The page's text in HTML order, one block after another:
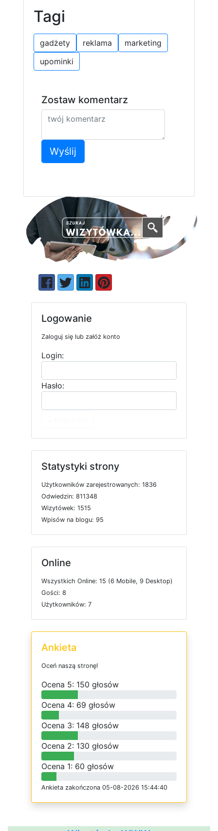
Tagi
gadżety reklama
marketing
upominki
Zostaw komentarz
Wyślij
Logowanie
Zaloguj się lub załóż konto
Login:
Hasło:
Statystyki strony
Użytkowników zarejestrowanych: 1836
Odwiedzin: 811348
Wizytówek: 1515
Wpisów na blogu: 95
Online
Wszystkich Online: 15 (6 Mobile, 9 Desktop)
Gości: 8
Użytkowników: 7
Ankieta
Oceń naszą stronę!
Ocena 5: 150 głosów
Ocena 4: 69 głosów
Ocena 3: 148 głosów
Ocena 2: 130 głosów
Ocena 1: 60 głosów
Ankieta zakończona 05-08-2026 15:44:40